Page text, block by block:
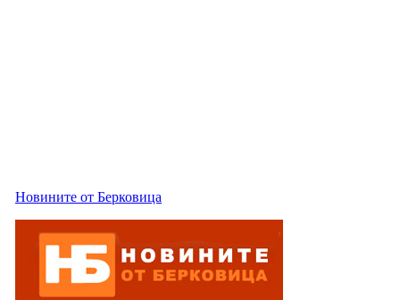
Новините от Берковица